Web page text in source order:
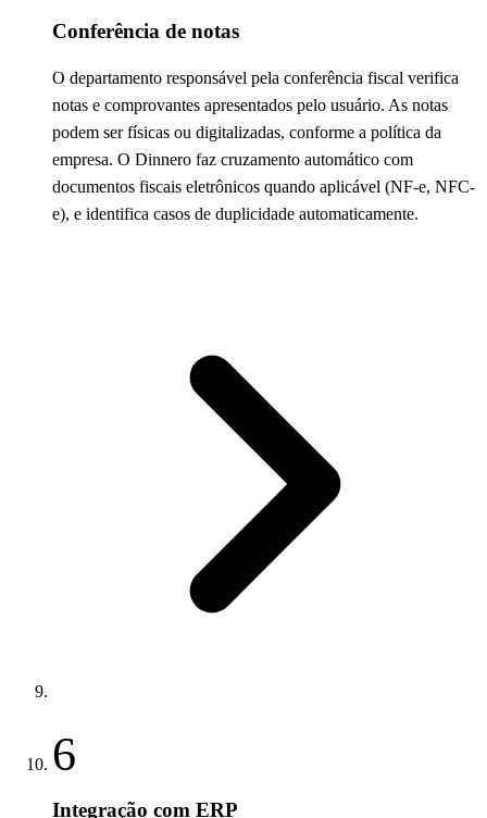
Conferência de notas
O departamento responsável pela conferência fiscal verifica
notas e comprovantes apresentados pelo usuário. As notas
podem ser físicas ou digitalizadas, conforme a política da
empresa. O Dinnero faz cruzamento automático com
documentos fiscais eletrônicos quando aplicável (NF-e, NFC-
e), e identifica casos de duplicidade automaticamente.
6
Integração com ERP